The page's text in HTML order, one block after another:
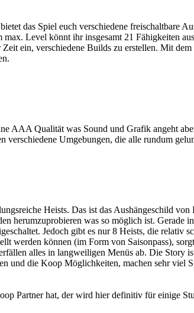
das Spiel euch verschiedene freischaltbare
Level könnt ihr insgesamt 21 Fähigkeiten
ein, verschiedene Builds zu erstellen. Mit
AAA Qualität was Sound und Grafik angeht
Umgebungen, die alle rundum
Heists. Das ist das Aushängeschild
herumzuprobieren was so möglich ist. Gerade
Jedoch gibt es nur 8 Heists, die relativ
werden können (im Form von Saisonpass),
alles in langweiligen Menüs ab. Die
und die Koop Möglichkeiten, machen sehr viel
Partner hat, der wird hier definitiv für einige